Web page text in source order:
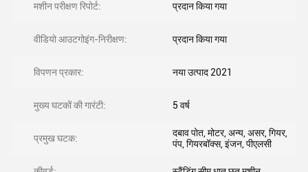
मशीन परीक्षण रिपोर्ट: प्रदान किया गया
वीडियो आउटगोइंग-निरीक्षण: प्रदान किया गया
विपणन प्रकार: नया उत्पाद 2021
मुख्य घटकों की गारंटी: 5 वर्ष
प्रमुख घटक:
दबाव पोत, मोटर, अन्य, असर, गियर,
पंप, गियरबॉक्स, इंजन, पीएलसी